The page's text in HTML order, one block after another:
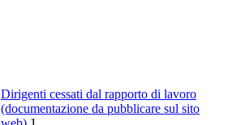
Dirigenti cessati dal rapporto di lavoro
(documentazione da pubblicare sul sito